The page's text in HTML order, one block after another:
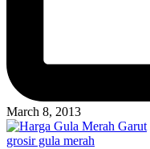
March 8, 2013
Posted
grosir gula merah